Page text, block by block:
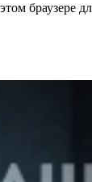
браузере